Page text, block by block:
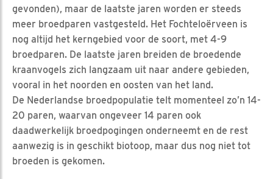
gevonden), maar de laatste jaren worden er steeds
meer broedparen vastgesteld. Het Fochteloërveen is
nog altijd het kerngebied voor de soort, met 4-9
broedparen. De laatste jaren breiden de broedende
kraanvogels zich langzaam uit naar andere gebieden,
vooral in het noorden en oosten van het land.
De Nederlandse broedpopulatie telt momenteel zo’n 14-
20 paren, waarvan ongeveer 14 paren ook
daadwerkelijk broedpogingen onderneemt en de rest
aanwezig is in geschikt biotoop, maar dus nog niet tot
broeden is gekomen.